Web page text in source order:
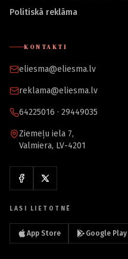
Politiskā reklāma
KONTAKTI
eliesma@eliesma.lv
reklama@eliesma.lv
64225016 · 29449035
Ziemeļu iela 7,
Valmiera, LV-4201
LASI LIETOTNĒ
App Store Google Play